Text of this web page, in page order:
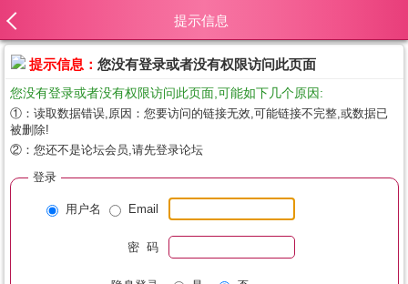
提示信息
提示信息： 您没有登录或者没有权限访问此页面
您没有登录或者没有权限访问此页面,可能如下几个原因:
①：读取数据错误,原因：您要访问的链接无效,可能链接不完整,或数据已
被删除!
②：您还不是论坛会员,请先登录论坛
登录
用户名 Email
密 码